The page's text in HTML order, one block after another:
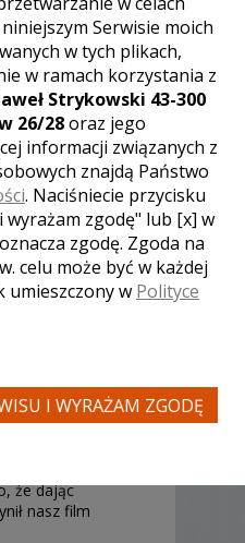
jest jego
filmowi
do tego dnia i
od nowa
z nim
która
dla nas -
drugiej
wybraliśmy p.
z nim była
każdym
że to co robi
nie zwykłą
ogromne
bez problemu
czoła temu
nasz film
Z czystym
polecić
że dając
nasz film
Serwisie moich
w tych plikach,
w ramach korzystania z
Strykowski 43-300
26/28oraz jego
informacji związanych z
znajdą Państwo
. Naciśniecie przycisku
wyrażam zgodę" lub [x] w
zgodę. Zgoda na
celu może być w każdej
umieszczony w Polityce
I WYRAŻAM ZGODĘ